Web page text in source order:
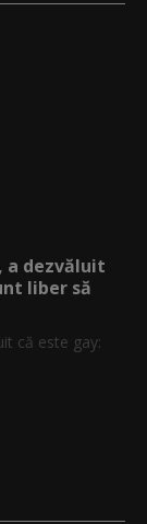
a dezvăluit
liber să
că este gay: